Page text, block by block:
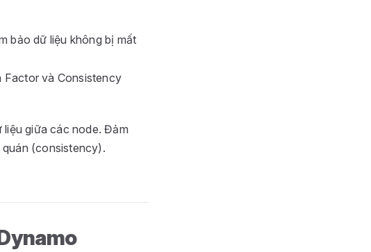
bảo dữ liệu không bị mất
Factor và Consistency
liệu giữa các node. Đảm
(consistency).